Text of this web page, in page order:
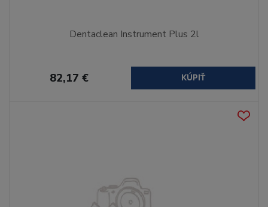
Dentaclean Instrument Plus 2l
82,17 € KÚPIŤ